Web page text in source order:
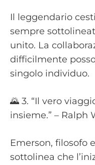
Il leggendario
sempre
unito. La
difficilmente
singolo individuo.
🌄 3. “Il vero
insieme.” – Ralph
Emerson, filosofo
sottolinea che